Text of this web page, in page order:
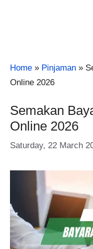
Home » Pinjaman »
Online 2026
Semakan
Online 2026
Saturday, 22 March